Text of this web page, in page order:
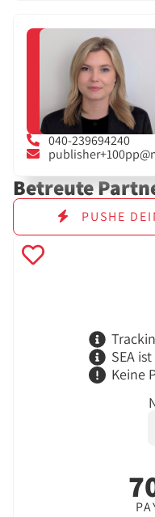
040-239694240
Betreute
PUSHE
SEA
Keine